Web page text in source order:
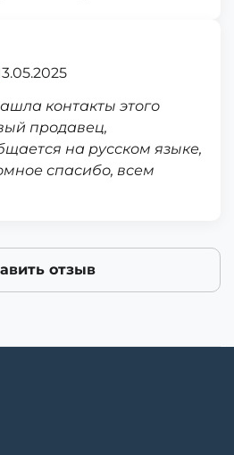
контакты этого
продавец,
на русском языке,
спасибо, всем
отзыв